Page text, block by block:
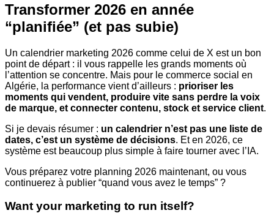
Transformer 2026 en année
“planifiée” (et pas subie)
Un calendrier marketing 2026 comme celui de X est un bon
point de départ : il vous rappelle les grands moments où
l’attention se concentre. Mais pour le commerce social en
Algérie, la performance vient d’ailleurs : prioriser les
moments qui vendent, produire vite sans perdre la voix
de marque, et connecter contenu, stock et service client.
Si je devais résumer : un calendrier n’est pas une liste de
dates, c’est un système de décisions. Et en 2026, ce
système est beaucoup plus simple à faire tourner avec l’IA.
Vous préparez votre planning 2026 maintenant, ou vous
continuerez à publier “quand vous avez le temps” ?
Want your marketing to run itself?